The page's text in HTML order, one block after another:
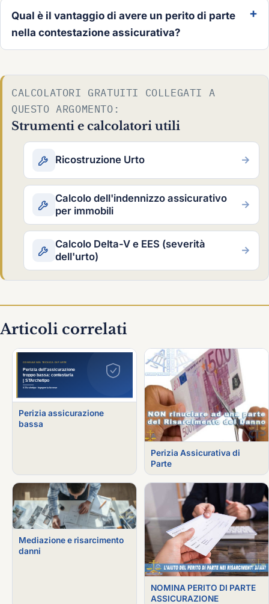
Qual è il vantaggio di avere un perito di parte
nella contestazione assicurativa?
CALCOLATORI GRATUITI COLLEGATI A
QUESTO ARGOMENTO:
Strumenti e calcolatori utili
Ricostruzione Urto →
Calcolo dell'indennizzo assicurativo
per immobili
→
Calcolo Delta-V e EES (severità
dell'urto)
→
Articoli correlati
Perizia assicurazione
bassa
Perizia Assicurativa di
Parte
Mediazione e risarcimento
danni
NOMINA PERITO DI PARTE
ASSICURAZIONE